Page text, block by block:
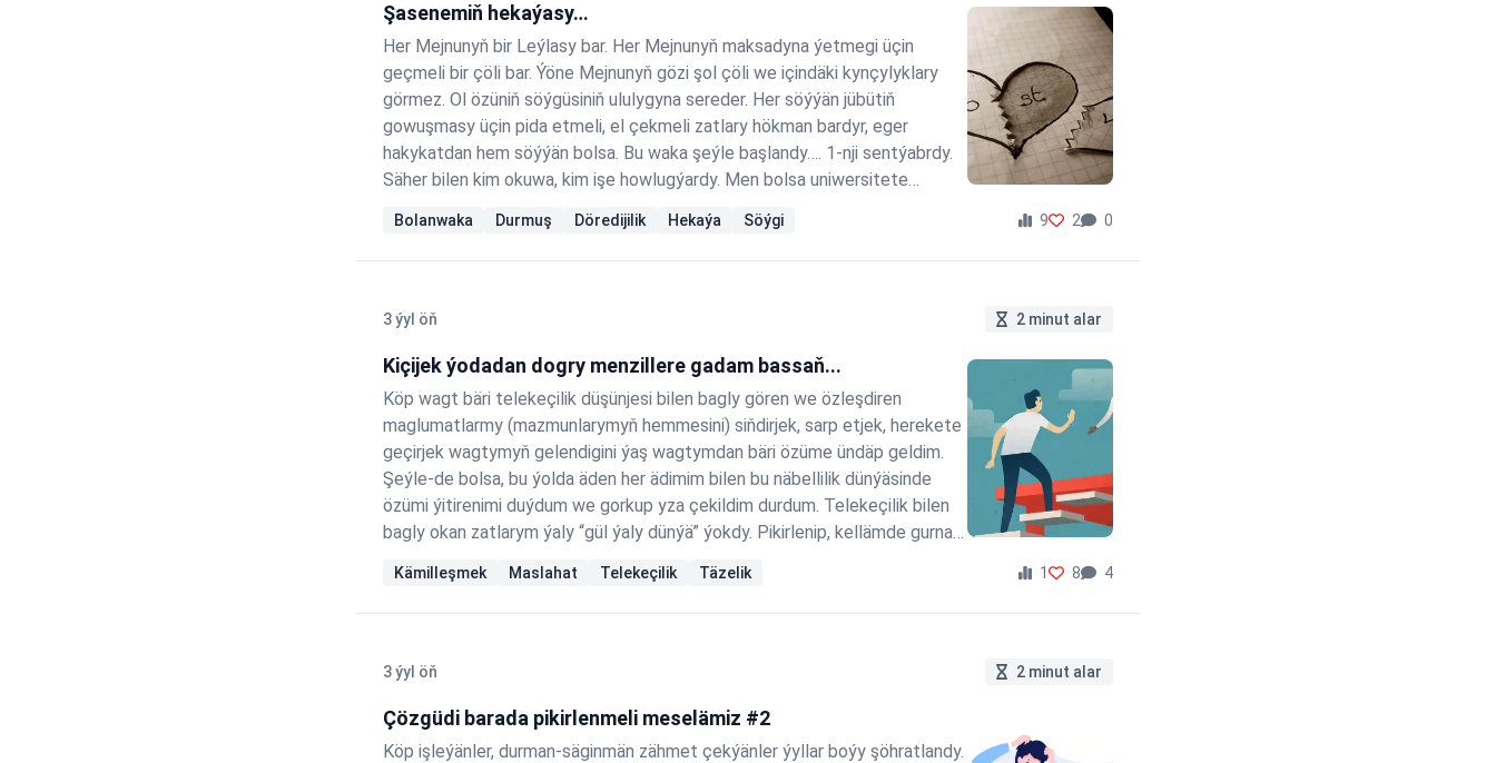
Şasenemiň hekaýasy…
Her Mejnunyň bir Leýlasy bar. Her Mejnunyň maksadyna ýetmegi üçin
geçmeli bir çöli bar. Ýöne Mejnunyň gözi şol çöli we içindäki kynçylyklary
görmez. Ol özüniň söýgüsiniň ululygyna sereder. Her söýýän jübütiň
gowuşmasy üçin pida etmeli, el çekmeli zatlary hökman bardyr, eger
hakykatdan hem söýýän bolsa. Bu waka şeýle başlandy…. 1-nji sentýabrdy.
Säher bilen kim okuwa, kim işe howlugýardy. Men bolsa uniwersitete
ilkinji güni hem begenýärdim, hem aljyraýardym……
Bolanwaka Durmuş Döredijilik Hekaýa Söýgi 9 2 0
3 ýyl öň 2 minut alar
Kiçijek ýodadan dogry menzillere gadam bassaň...
Köp wagt bäri telekeçilik düşünjesi bilen bagly gören we özleşdiren
maglumatlarmy (mazmunlarymyň hemmesini) siňdirjek, sarp etjek, herekete
geçirjek wagtymyň gelendigini ýaş wagtymdan bäri özüme ündäp geldim.
Şeýle-de bolsa, bu ýolda äden her ädimim bilen bu näbellilik dünýäsinde
özümi ýitirenimi duýdum we gorkup yza çekildim durdum. Telekeçilik bilen
bagly okan zatlarym ýaly “gül ýaly dünýä” ýokdy. Pikirlenip, kellämde gurnap
ätmegi makul bildim. Telekeçilik işinde başlangyç mugallymym…
Kämilleşmek Maslahat Telekeçilik Täzelik 1 8 4
3 ýyl öň 2 minut alar
Çözgüdi barada pikirlenmeli meselämiz #2
Köp işleýänler, durman-säginmän zähmet çekýänler ýyllar boýy şöhratlandy.